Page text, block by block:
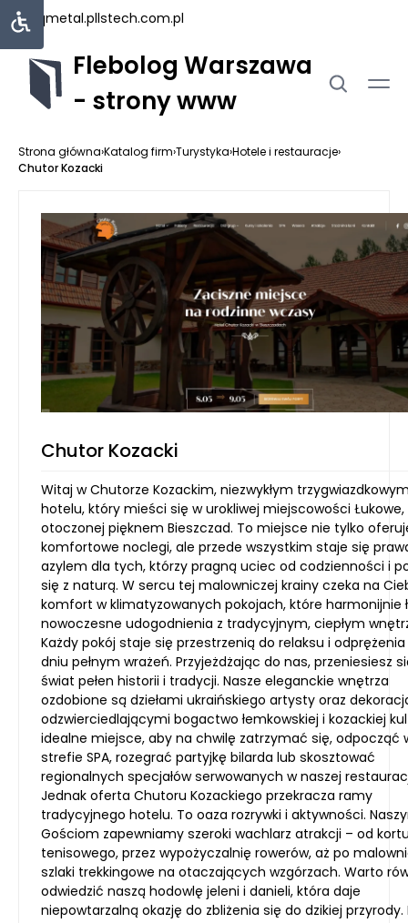
uniqmetal.pllstech.com.pl
Flebolog Warszawa
- strony www
Strona główna›Katalog firm›Turystyka›Hotele i restauracje›
Chutor Kozacki
Chutor Kozacki
Witaj w Chutorze Kozackim, niezwykłym
hotelu, który mieści się w urokliwej miejscowości Łukowe,
otoczonej pięknem Bieszczad. To miejsce nie tylko
komfortowe noclegi, ale przede wszystkim staje się
azylem dla tych, którzy pragną uciec od codzienności i
się z naturą. W sercu tej malowniczej krainy czeka na
komfort w klimatyzowanych pokojach, które harmonijnie
nowoczesne udogodnienia z tradycyjnym, ciepłym
Każdy pokój staje się przestrzenią do relaksu i
dniu pełnym wrażeń. Przyjeżdżając do nas, przeniesiesz
świat pełen historii i tradycji. Nasze eleganckie wnętrza
ozdobione są dziełami ukraińskiego artysty oraz
odzwierciedlającymi bogactwo łemkowskiej i kozackiej
idealne miejsce, aby na chwilę zatrzymać się, odpocząć
strefie SPA, rozegrać partyjkę bilarda lub skosztować
regionalnych specjałów serwowanych w naszej
Jednak oferta Chutoru Kozackiego przekracza ramy
tradycyjnego hotelu. To oaza rozrywki i aktywności.
Gościom zapewniamy szeroki wachlarz atrakcji – od
tenisowego, przez wypożyczalnię rowerów, aż po
szlaki trekkingowe na otaczających wzgórzach. Warto
odwiedzić naszą hodowlę jeleni i danieli, która daje
niepowtarzalną okazję do zbliżenia się do dzikiej przyrody.